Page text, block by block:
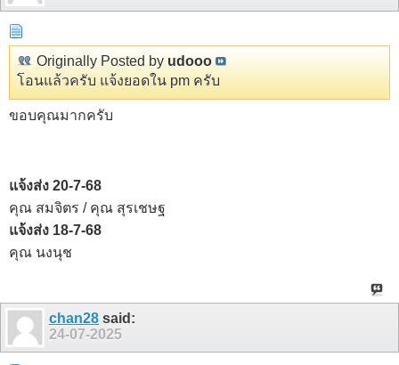
Originally Posted by udooo
โอนแล้วครับ แจ้งยอดใน pm ครับ
ขอบคุณมากครับ
แจ้งส่ง 20-7-68
คุณ สมจิตร / คุณ สุรเชษฐ
แจ้งส่ง 18-7-68
คุณ นงนุช
chan28 said:
24-07-2025